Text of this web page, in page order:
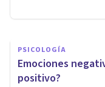
PSICOLOGÍA
Emociones
positivo?